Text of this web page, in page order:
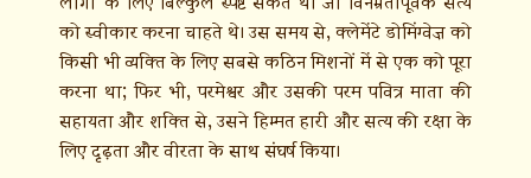
को स्वीकार करना चाहते थे। उस समय से, क्लेमेंटे डोमिंग्वेज़ को
किसी भी व्यक्ति के लिए सबसे कठिन मिशनों में से एक को पूरा
करना था; फिर भी, परमेश्वर और उसकी परम पवित्र माता की
सहायता और शक्ति से, उसने हिम्मत हारी और सत्य की रक्षा के
लिए दृढ़ता और वीरता के साथ संघर्ष किया।